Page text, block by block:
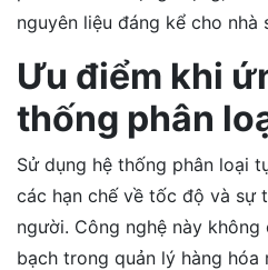
nguyên liệu đáng kể cho nhà
Ưu điểm khi
thống phân
Sử dụng hệ thống phân loại
các hạn chế về tốc độ và sự
người. Công nghệ này
bạch trong quản lý hàng